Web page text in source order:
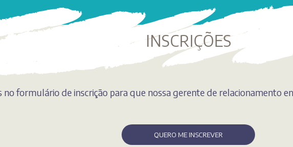
INSCRIÇÕES
formulário de inscrição para que nossa gerente de relacionamento
QUERO ME INSCREVER